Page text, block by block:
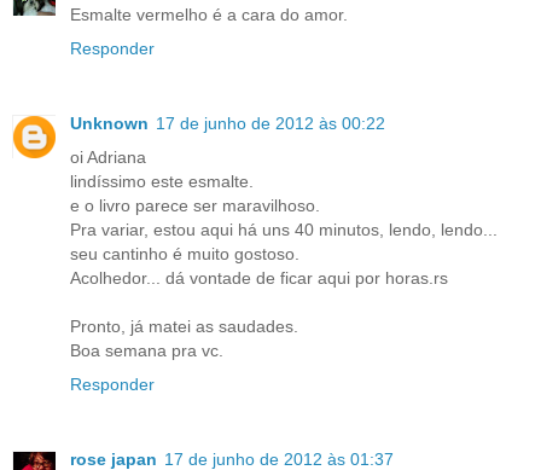
Esmalte vermelho é a cara do amor.
Responder
Unknown 17 de junho de 2012 às 00:22
oi Adriana
lindíssimo este esmalte.
e o livro parece ser maravilhoso.
Pra variar, estou aqui há uns 40 minutos, lendo, lendo...
seu cantinho é muito gostoso.
Acolhedor... dá vontade de ficar aqui por horas.rs
Pronto, já matei as saudades.
Boa semana pra vc.
Responder
rose japan 17 de junho de 2012 às 01:37